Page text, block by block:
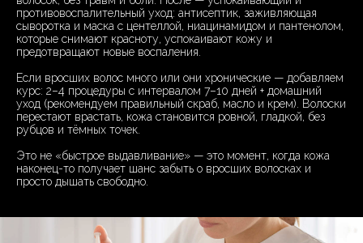
противовоспалительный уход: антисептик, заживляющая
сыворотка и маска с центеллой, ниацинамидом и пантенолом,
которые снимают красноту, успокаивают кожу и
предотвращают новые воспаления.
Если вросших волос много или они хронические — добавляем
курс: 2–4 процедуры с интервалом 7–10 дней + домашний
уход (рекомендуем правильный скраб, масло и крем). Волоски
перестают врастать, кожа становится ровной, гладкой, без
рубцов и тёмных точек.
Это не «быстрое выдавливание» — это момент, когда кожа
наконец-то получает шанс забыть о вросших волосках и
просто дышать свободно.